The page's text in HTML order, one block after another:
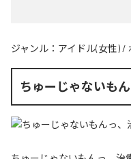
ジャンル： アイドル(女性) /
ちゅーじゃないも